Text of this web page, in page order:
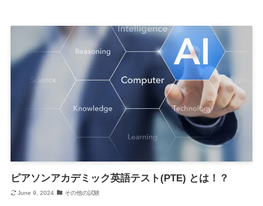
ピアソンアカデミック英語テスト(PTE) とは！？
June 9, 2024 その他の試験